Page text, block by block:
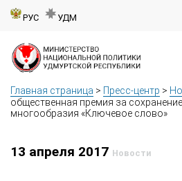
РУС УДМ
Главная страница > Пресс-центр >
общественная премия за
многообразия «Ключевое слово»
13 апреля 2017 Новости